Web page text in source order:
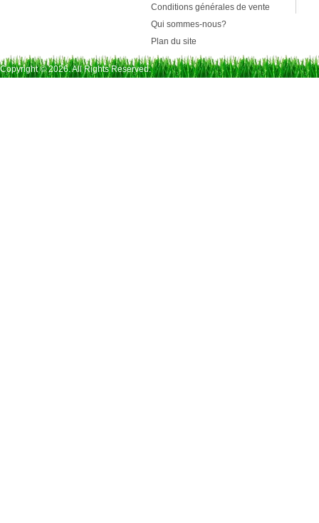
Conditions générales de vente
Qui sommes-nous?
Plan du site
Copyright © 2026. All Rights Reserved.